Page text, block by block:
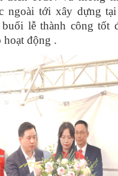
ngoài tới xây dựng tại
lễ thành công tốt
hoạt động .